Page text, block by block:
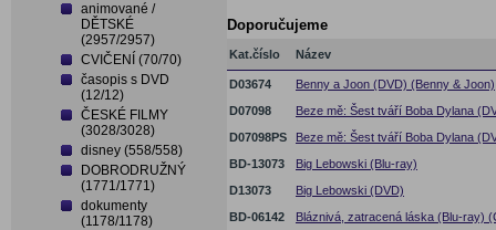
animované /
DĚTSKÉ
(2957/2957)
CVIČENÍ (70/70)
časopis s DVD
(12/12)
ČESKÉ FILMY
(3028/3028)
disney (558/558)
DOBRODRUŽNÝ
(1771/1771)
dokumenty
(1178/1178)
Doporučujeme
Kat.číslo Název
D03674
Benny a Joon (DVD) (Benny & Joon)
D07098
Beze mě: Šest tváří Boba Dylana
D07098PS
Beze mě: Šest tváří Boba Dylana
BD-13073
Big Lebowski (Blu-ray)
D13073
Big Lebowski (DVD)
BD-06142
Bláznivá, zatracená láska (Blu-ray)